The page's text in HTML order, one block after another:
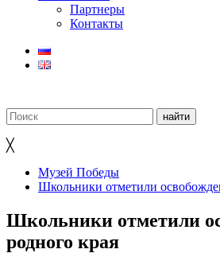
Партнеры
Контакты
╳
Музей Победы
Школьники отметили
Школьники отметили
родного края